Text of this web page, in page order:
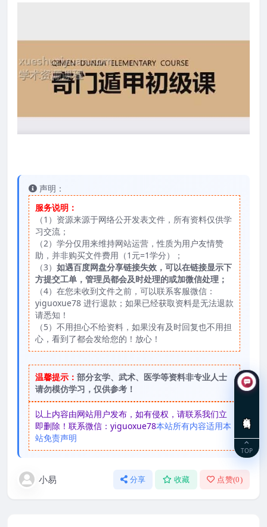
声明：
服务说明：
（1）资源来源于网络公开发表文件，所有资料仅供学
习交流；
（2）学分仅用来维持网站运营，性质为用户友情赞
助，并非购买文件费用（1元=1学分）；
（3） 如遇百度网盘分享链接失效，可以在链接显示下
方提交工单，管理员都会及时处理的或加微信处理；
（4）在您未收到文件之前，可以联系客服微信：
yiguoxue78 进行退款；如果已经获取资料是无法退款
请悉知！
（5）不用担心不给资料，如果没有及时回复也不用担
心，看到了都会发给您的！放心！
温馨提示： 部分玄学、武术、医学等资料非专业人士
请勿模仿学习，仅供参考！
以上内容由网站用户发布，如有侵权，请联系我们立
即删除！联系微信：yiguoxue78本站所有内容适用本
站免责声明
小易 分享 收藏 点赞(0)
TOP